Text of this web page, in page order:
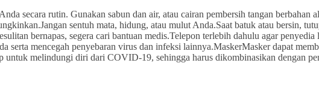
secara rutin. Gunakan sabun dan air, atau cairan pembersih tangan berbahan
sentuh mata, hidung, atau mulut Anda.Saat batuk atau bersin,
bernapas, segera cari bantuan medis.Telepon terlebih dahulu agar
serta mencegah penyebaran virus dan infeksi lainnya.MaskerMasker dapat
untuk melindungi diri dari COVID-19, sehingga harus dikombinasikan dengan